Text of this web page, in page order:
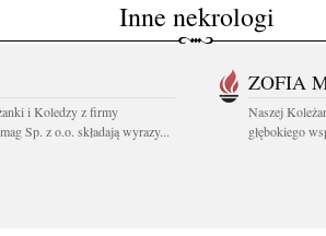
Inne nekrologi
i Koledzy z firmy
Sp. z o.o. składają wyrazy...
ZOFIA
Naszej
głębokiego